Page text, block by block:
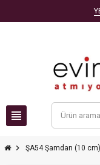
view_headline
chevron_right ŞA54 Şamdan (10